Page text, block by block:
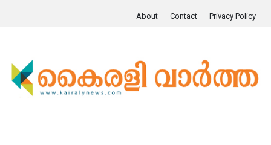
About Contact Privacy Policy